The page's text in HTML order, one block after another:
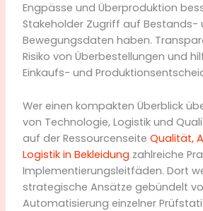
Engpässe und Überproduktion
Stakeholder Zugriff auf Bestands-
Bewegungsdaten haben.
Risiko von Überbestellungen und
Einkaufs- und
Wer einen kompakten Überblick
von Technologie, Logistik und
auf der Ressourcenseite Qualität,
Logistik in Bekleidung zahlreiche
Implementierungsleitfäden. Dort
strategische Ansätze gebündelt
Automatisierung einzelner